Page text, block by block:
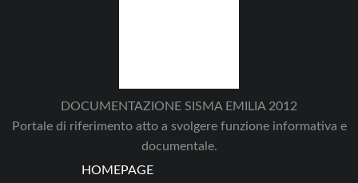
DOCUMENTAZIONE SISMA EMILIA 2012
Portale di riferimento atto a svolgere funzione informativa e
documentale.
HOMEPAGE